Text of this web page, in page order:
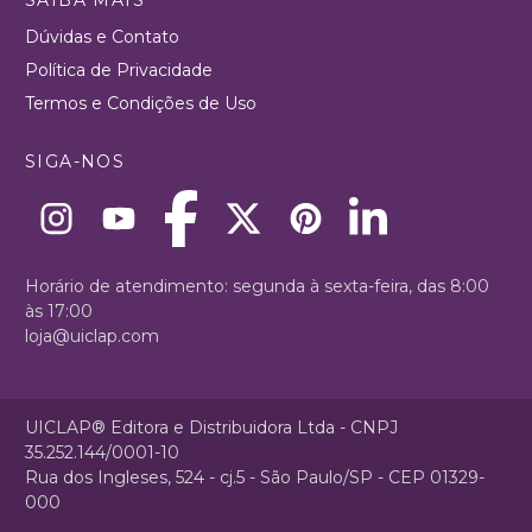
Dúvidas e Contato
Política de Privacidade
Termos e Condições de Uso
SIGA-NOS
Horário de atendimento: segunda à sexta-feira, das 8:00
às 17:00
loja@uiclap.com
UICLAP® Editora e Distribuidora Ltda - CNPJ
35.252.144/0001-10
Rua dos Ingleses, 524 - cj.5 - São Paulo/SP - CEP 01329-
000